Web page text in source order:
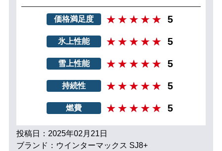
価格満足度 5
氷上性能 5
雪上性能 5
持続性 5
燃費 5
投稿日：2025年02月21日
ブランド：ウインターマックス SJ8+